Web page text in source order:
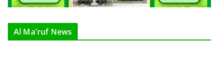
Al Ma'ruf News